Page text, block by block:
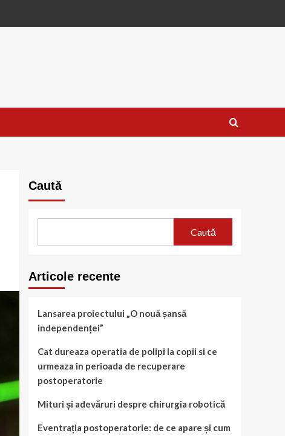
Caută
Caută
Articole recente
Lansarea proiectului „O nouă șansă
independenței”
Cat dureaza operatia de polipi la copii si ce
urmeaza in perioada de recuperare
postoperatorie
Mituri și adevăruri despre chirurgia robotică
Eventrația postoperatorie: de ce apare și cum